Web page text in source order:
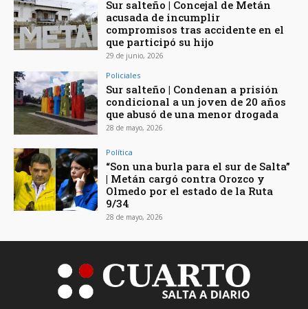
Sur salteño | Concejal de Metán
acusada de incumplir
compromisos tras accidente en el
que participó su hijo
29 de junio, 2026
Policiales
Sur salteño | Condenan a prisión
condicional a un joven de 20 años
que abusó de una menor drogada
28 de mayo, 2026
Política
“Son una burla para el sur de Salta”
| Metán cargó contra Orozco y
Olmedo por el estado de la Ruta
9/34
28 de mayo, 2026